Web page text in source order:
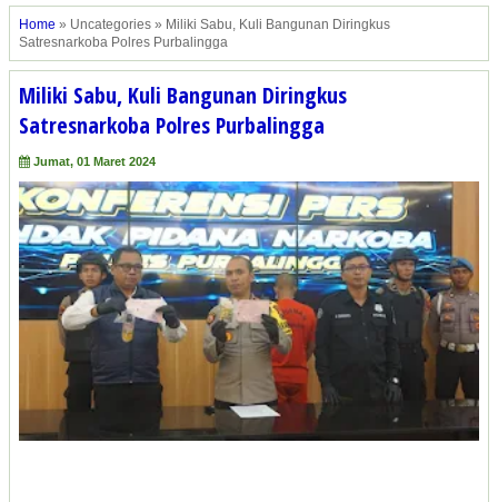
Home » Uncategories » Miliki Sabu, Kuli Bangunan Diringkus
Satresnarkoba Polres Purbalingga
Miliki Sabu, Kuli Bangunan Diringkus
Satresnarkoba Polres Purbalingga
Jumat, 01 Maret 2024